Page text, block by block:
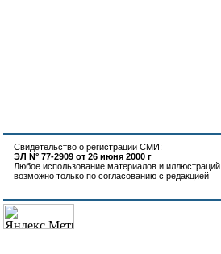
Свидетельство о регистрации СМИ:
ЭЛ N° 77-2909 от 26 июня 2000 г
Любое использование материалов и иллюстраций
возможно только по согласованию с редакцией